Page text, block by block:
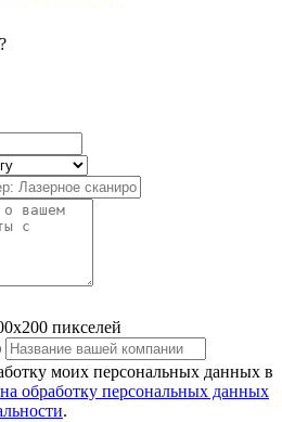
?
пикселей
моих персональных данных в
обработку персональных данных
.